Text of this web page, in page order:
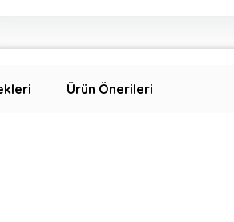
Ürün Önerileri